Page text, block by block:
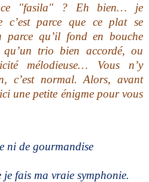
ce "fasila" ? Eh bien… je
c’est parce que ce plat se
parce qu’il fond en bouche
qu’un trio bien accordé, ou
mélodieuse… Vous n’y
c’est normal. Alors, avant
une petite énigme pour vous
ni de gourmandise
je fais ma vraie symphonie.